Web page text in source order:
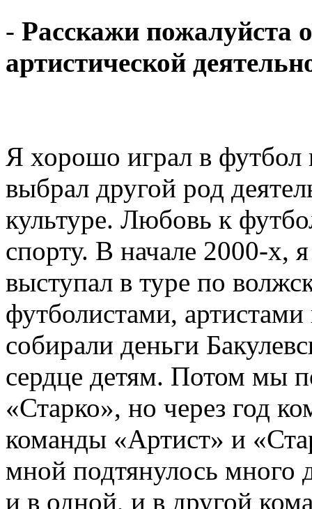
- Расскажи пожалуйста
артистической
Я хорошо играл в футбол
выбрал другой род
культуре. Любовь к
спорту. В начале 2000-х,
выступал в туре по
футболистами,
собирали деньги
сердце детям. Потом мы
«Старко», но через год
команды «Артист» и
мной подтянулось много
и в одной, и в другой